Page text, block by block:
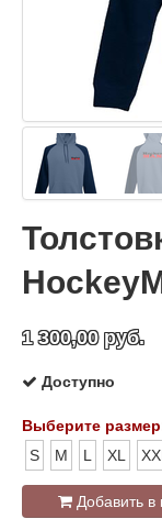
1 300,00 руб.
Доступно
Выберите
S
M L XL
Добавить в